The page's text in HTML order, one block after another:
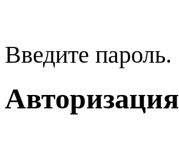
Введите пароль.
Авторизация